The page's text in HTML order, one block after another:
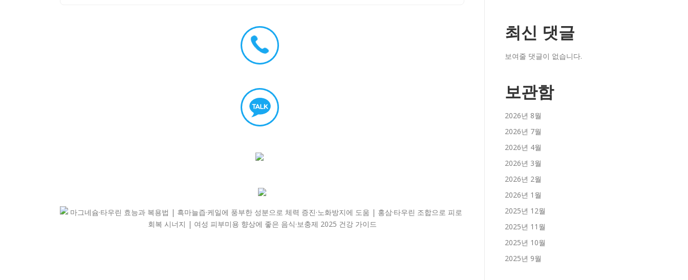
최신 댓글
보여줄 댓글이 없습니다.
보관함
2026년 8월
2026년 7월
2026년 4월
2026년 3월
2026년 2월
2026년 1월
2025년 12월
2025년 11월
2025년 10월
2025년 9월